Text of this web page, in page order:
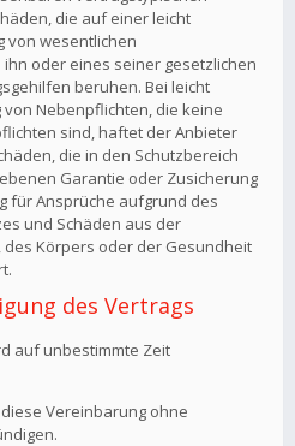
die auf einer leicht
von wesentlichen
oder eines seiner gesetzlichen
beruhen. Bei leicht
Nebenpflichten, die keine
sind, haftet der Anbieter
die in den Schutzbereich
Garantie oder Zusicherung
für Ansprüche aufgrund des
und Schäden aus der
des Körpers oder der Gesundheit
des Vertrags
auf unbestimmte Zeit
Vereinbarung ohne